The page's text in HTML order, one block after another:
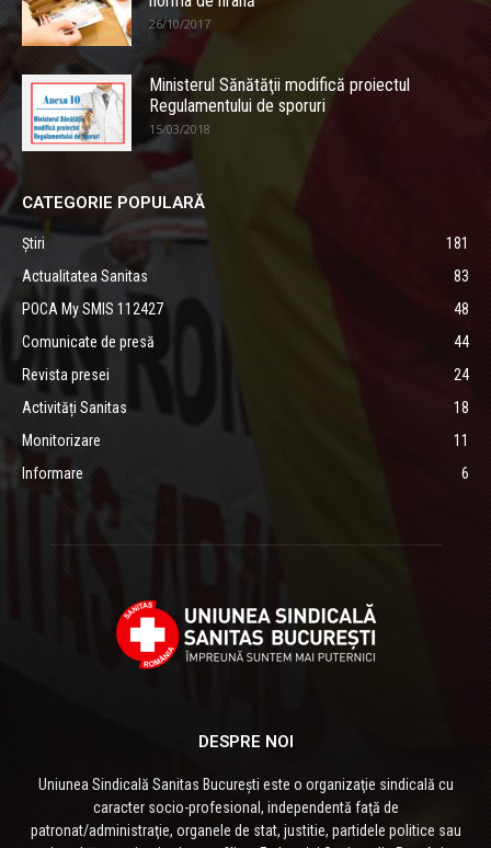
26/10/2017
Ministerul Sănătăţii modifică proiectul
Regulamentului de sporuri
15/03/2018
CATEGORIE POPULARĂ
Știri
181
Actualitatea Sanitas
83
POCA My SMIS 112427
48
Comunicate de presă
44
Revista presei
24
Activități Sanitas
18
Monitorizare
11
Informare
6
DESPRE NOI
Uniunea Sindicală Sanitas București este o organizaţie sindicală cu
caracter socio-profesional, independentă faţă de
patronat/administraţie, organele de stat, justitie, partidele politice sau